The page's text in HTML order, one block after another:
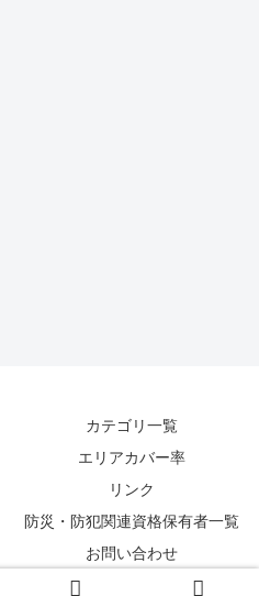
カテゴリ一覧
エリアカバー率
リンク
防災・防犯関連資格保有者一覧
お問い合わせ
zetta segment Inc